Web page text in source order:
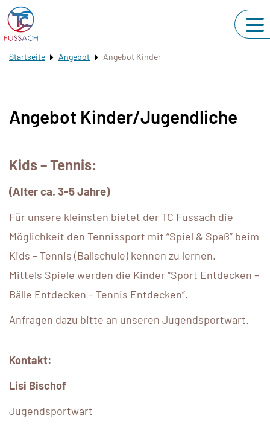
Startseite Angebot Angebot Kinder
Angebot Kinder/Jugendliche
Kids – Tennis:
(Alter ca. 3-5 Jahre)
Für unsere kleinsten bietet der TC Fussach die
Möglichkeit den Tennissport mit “Spiel & Spaß” beim
Kids – Tennis (Ballschule) kennen zu lernen.
Mittels Spiele werden die Kinder “Sport Entdecken –
Bälle Entdecken – Tennis Entdecken”.
Anfragen dazu bitte an unseren Jugendsportwart.
Kontakt:
Lisi Bischof
Jugendsportwart